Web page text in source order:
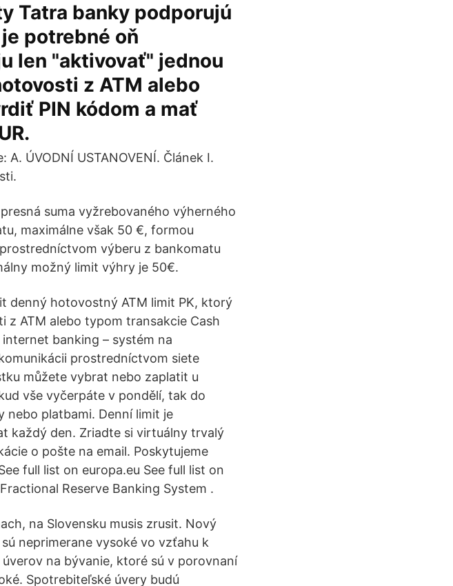
Tatra banky podporujú
potrebné oň
len "aktivovať" jednou
z ATM alebo
PIN kódom a mať
A. ÚVODNÍ USTANOVENÍ. Článek I.
suma vyžrebovaného výherného
maximálne však 50 €, formou
výberu z bankomatu
možný limit výhry je 50€.
denný hotovostný ATM limit PK, ktorý
z ATM alebo typom transakcie Cash
banking – systém na
prostredníctvom siete
můžete vybrat nebo zaplatit u
vše vyčerpáte v pondělí, tak do
nebo platbami. Denní limit je
každý den. Zriadte si virtuálny trvalý
o pošte na email. Poskytujeme
full list on europa.eu See full list on
Reserve Banking System .
na Slovensku musis zrusit. Nový
neprimerane vysoké vo vzťahu k
na bývanie, ktoré sú v porovnaní
Spotrebiteľské úvery budú